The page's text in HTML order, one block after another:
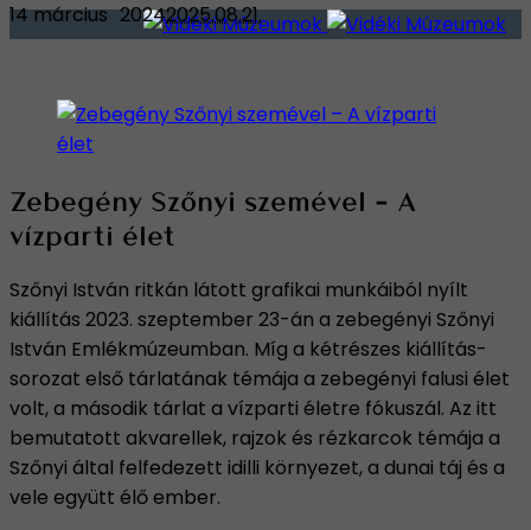
14 március 20242025.08.21.
Zebegény Szőnyi szemével – A
vízparti élet
Szőnyi István ritkán látott grafikai munkáiból nyílt
kiállítás 2023. szeptember 23-án a zebegényi Szőnyi
István Emlékmúzeumban. Míg a kétrészes kiállítás-
sorozat első tárlatának témája a zebegényi falusi élet
volt, a második tárlat a vízparti életre fókuszál. Az itt
bemutatott akvarellek, rajzok és rézkarcok témája a
Szőnyi által felfedezett idilli környezet, a dunai táj és a
vele együtt élő ember.